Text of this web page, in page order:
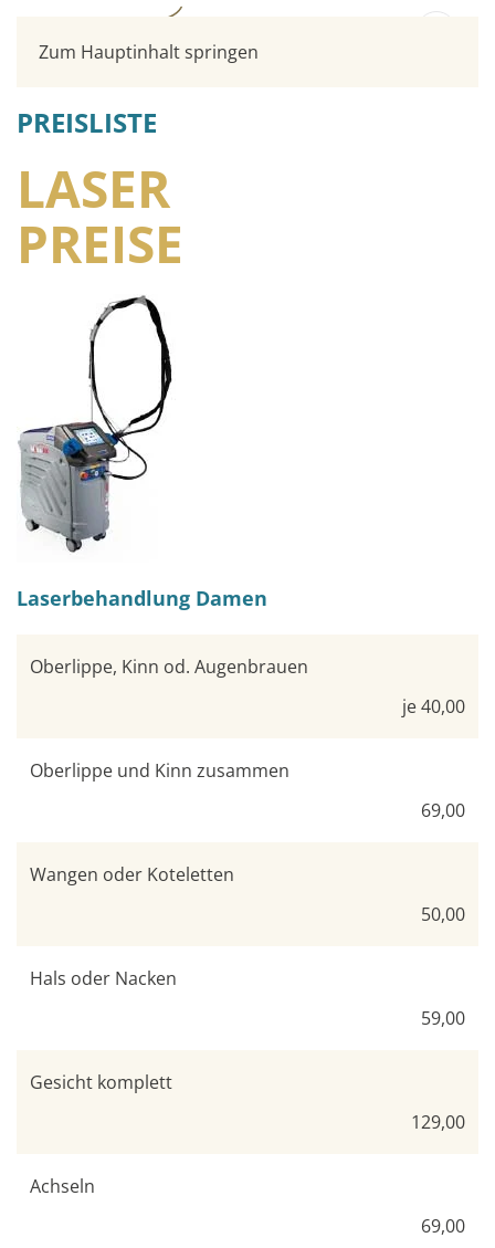
Zum Hauptinhalt springen
PREISLISTE
LASER
PREISE
Laserbehandlung Damen
Oberlippe, Kinn od. Augenbrauen
je 40,00
Oberlippe und Kinn zusammen
69,00
Wangen oder Koteletten
50,00
Hals oder Nacken
59,00
Gesicht komplett
129,00
Achseln
69,00